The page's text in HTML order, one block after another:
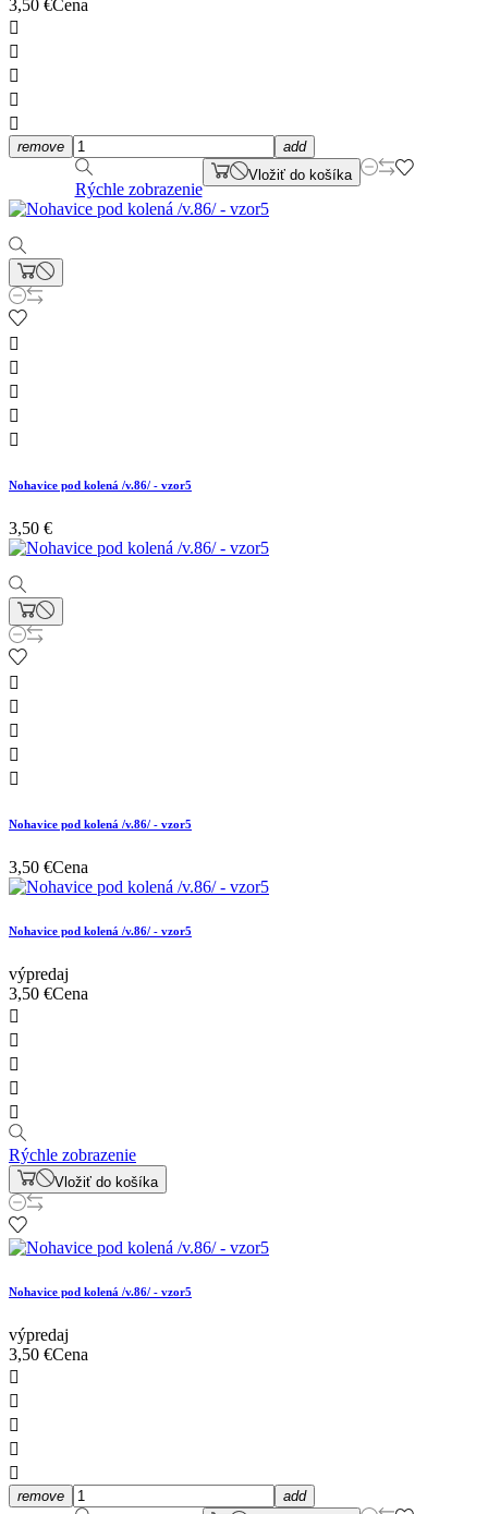
3,50 €Cena





remove add
Rýchle zobrazenie
Vložiť do košíka





Nohavice pod kolená /v.86/ - vzor5
3,50 €





Nohavice pod kolená /v.86/ - vzor5
3,50 €Cena
Nohavice pod kolená /v.86/ - vzor5
výpredaj
3,50 €Cena





Rýchle zobrazenie
Vložiť do košíka
Nohavice pod kolená /v.86/ - vzor5
výpredaj
3,50 €Cena





remove add